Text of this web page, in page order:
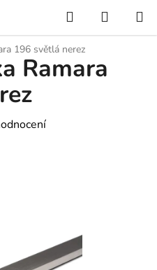
Hledat
KOŠÍK
196 světlá nerez
Ramara